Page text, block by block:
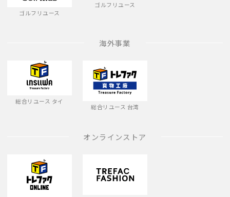
ゴルフリユース
ゴルフリユース
海外事業
総合リユース タイ
総合リユース 台湾
オンラインストア